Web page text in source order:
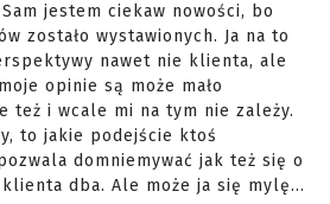
jestem ciekaw nowości, bo
zostało wystawionych. Ja na to
nawet nie klienta, ale
opinie są może mało
też i wcale mi na tym nie zależy.
to jakie podejście ktoś
domniemywać jak też się o
dba. Ale może ja się mylę...